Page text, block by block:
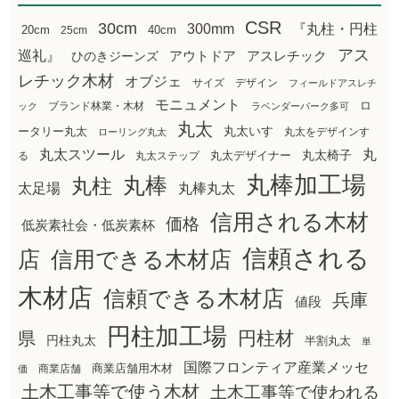
20cm 25cm 30cm 40cm 300mm CSR
『丸柱・円柱
巡礼』
ひのきジーンズ アウトドア アスレチック
アス
レチック木材
オブジェ サイズ デザイン フィールドアスレチ
ック ブランド林業・木材 モニュメント ラベンダーパーク多可
ロ
ータリー丸太
ローリング丸太 丸太 丸太いす
丸太をデザインす
る
丸太スツール 丸太ステップ 丸太デザイナー 丸太椅子 丸
太足場 丸柱 丸棒 丸棒丸太 丸棒加工場
低炭素社会・低炭素杯 価格
信用される木材
店 信用できる木材店 信頼される
木材店 信頼できる木材店 値段
兵庫
県
円柱丸太 円柱加工場 円柱材 半割丸太 単
価 商業店舗 商業店舗用木材 国際フロンティア産業メッセ
土木工事等で使う木材 土木工事等で使われる